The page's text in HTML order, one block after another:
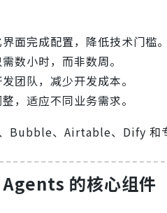
面完成配置，降低技术门槛。
数小时，而非数周。
团队，减少开发成本。
，适应不同业务需求。
Bubble、Airtable、Dify 和
的核心组件